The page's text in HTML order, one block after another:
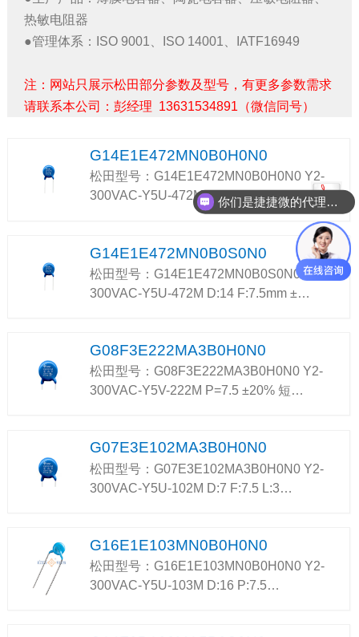
热敏电阻器
●管理体系：ISO 9001、ISO 14001、IATF16949
注：网站只展示松田部分参数及型号，有更多参数需求
请联系本公司：彭经理 13631534891（微信同号）
G14E1E472MN0B0H0N0
松田型号：G14E1E472MN0B0H0N0 Y2-
300VAC-Y5U-472M D:14 P:7.5 …
G14E1E472MN0B0S0N0
松田型号：G14E1E472MN0B0S0N0 Y2-
300VAC-Y5U-472M D:14 F:7.5mm ±…
G08F3E222MA3B0H0N0
松田型号：G08F3E222MA3B0H0N0 Y2-
300VAC-Y5V-222M P=7.5 ±20% 短…
G07E3E102MA3B0H0N0
松田型号：G07E3E102MA3B0H0N0 Y2-
300VAC-Y5U-102M D:7 F:7.5 L:3…
G16E1E103MN0B0H0N0
松田型号：G16E1E103MN0B0H0N0 Y2-
300VAC-Y5U-103M D:16 P:7.5…
你们是捷捷微的代理吗？